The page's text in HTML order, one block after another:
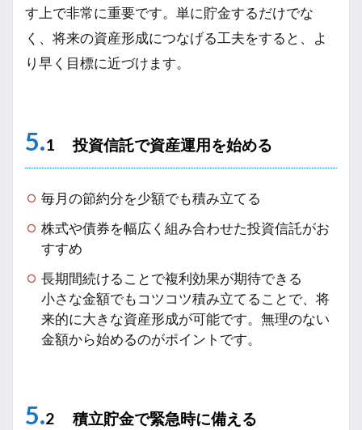
す上で非常に重要です。単に貯金するだけでな
く、将来の資産形成につなげる工夫をすると、よ
り早く目標に近づけます。
5.1 投資信託で資産運用を始める
毎月の節約分を少額でも積み立てる
株式や債券を幅広く組み合わせた投資信託がお
すすめ
長期間続けることで複利効果が期待できる
小さな金額でもコツコツ積み立てることで、将
来的に大きな資産形成が可能です。無理のない
金額から始めるのがポイントです。
5.2 積立貯金で緊急時に備える